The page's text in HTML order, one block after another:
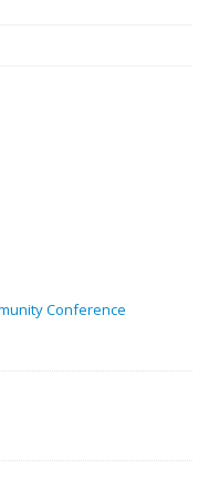
Conference